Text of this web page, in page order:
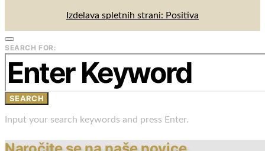
Izdelava spletnih strani: Positiva
SEARCH FOR:
SEARCH
Input your search keywords and press Enter.